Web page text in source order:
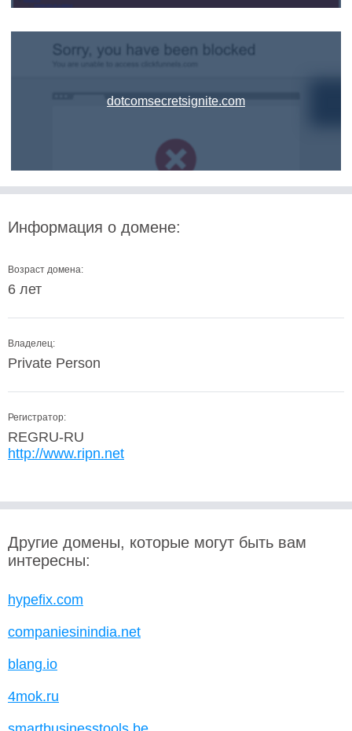
dotcomsecretsignite.com
Информация о домене:
Возраст домена:
6 лет
Владелец:
Private Person
Регистратор:
REGRU-RU
http://www.ripn.net
Другие домены, которые могут быть вам
интересны:
hypefix.com
companiesinindia.net
blang.io
4mok.ru